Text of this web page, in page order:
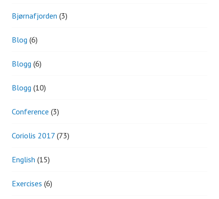
Bjørnafjorden (3)
Blog (6)
Blogg (6)
Blogg (10)
Conference (3)
Coriolis 2017 (73)
English (15)
Exercises (6)